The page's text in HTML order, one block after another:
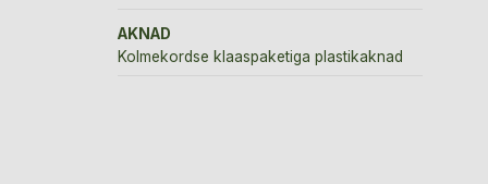
AKNAD
Kolmekordse klaaspaketiga plastikaknad